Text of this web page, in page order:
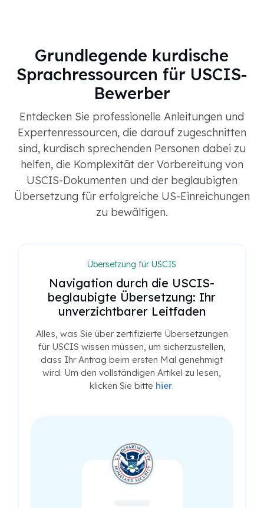
Grundlegende kurdische
Sprachressourcen für USCIS-
Bewerber
Entdecken Sie professionelle Anleitungen und
Expertenressourcen, die darauf zugeschnitten
sind, kurdisch sprechenden Personen dabei zu
helfen, die Komplexität der Vorbereitung von
USCIS-Dokumenten und der beglaubigten
Übersetzung für erfolgreiche US-Einreichungen
zu bewältigen.
Übersetzung für USCIS
Navigation durch die USCIS-
beglaubigte Übersetzung: Ihr
unverzichtbarer Leitfaden
Alles, was Sie über zertifizierte Übersetzungen
für USCIS wissen müssen, um sicherzustellen,
dass Ihr Antrag beim ersten Mal genehmigt
wird. Um den vollständigen Artikel zu lesen,
klicken Sie bitte hier.